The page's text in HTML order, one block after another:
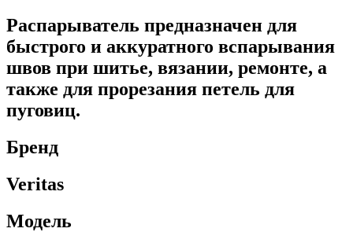
Распарыватель предназначен для
быстрого и аккуратного вспарывания
швов при шитье, вязании, ремонте, а
также для прорезания петель для
пуговиц.
Бренд
Veritas
Модель